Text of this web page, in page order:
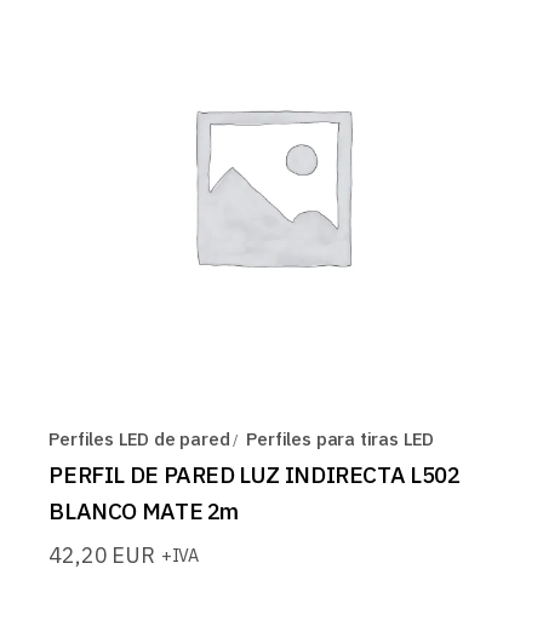
Perfiles LED de pared Perfiles para tiras LED
PERFIL DE PARED LUZ INDIRECTA L502
BLANCO MATE 2m
42,20 EUR +IVA